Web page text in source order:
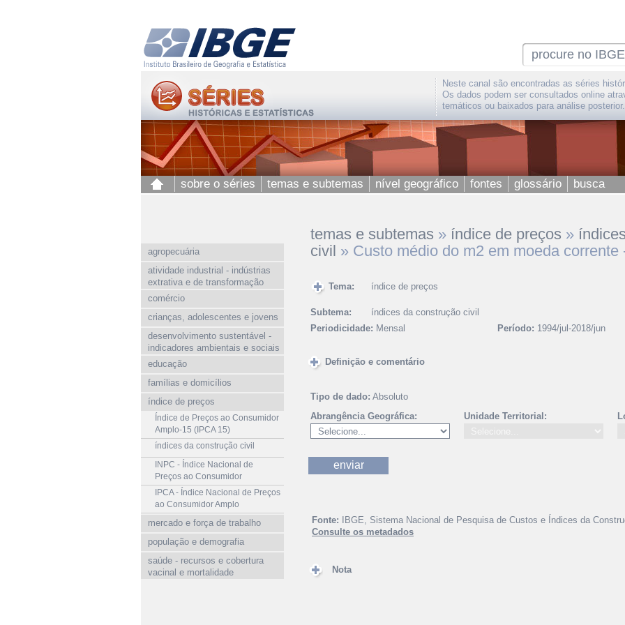
Neste canal são encontradas as séries
Os dados podem ser consultados online
temáticos ou baixados para análise posterior.
sobre o séries temas e subtemas nível geográfico fontes glossário busca
agropecuária
atividade industrial - indústrias
extrativa e de transformação
comércio
crianças, adolescentes e jovens
desenvolvimento sustentável -
indicadores ambientais e sociais
educação
famílias e domicílios
índice de preços
Índice de Preços ao Consumidor
Amplo-15 (IPCA 15)
índices da construção civil
INPC - Índice Nacional de
Preços ao Consumidor
IPCA - Índice Nacional de Preços
ao Consumidor Amplo
mercado e força de trabalho
população e demografia
saúde - recursos e cobertura
vacinal e mortalidade
temas e subtemas » índice de preços »
civil » Custo médio do m2 em moeda
Tema: índice de preços
Subtema:
índices da construção civil
Periodicidade: Mensal Período: 1994/jul-2018/jun
Definição e comentário
Tipo de dado: Absoluto
Abrangência Geográfica:
Unidade Territorial:
Fonte:
IBGE, Sistema Nacional de Pesquisa de Custos e Índices da
Consulte os metadados
Nota